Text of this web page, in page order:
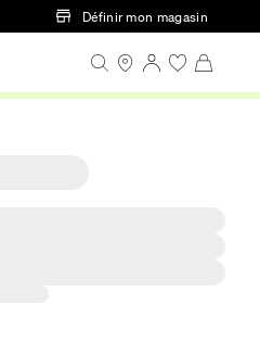
Définir mon magasin